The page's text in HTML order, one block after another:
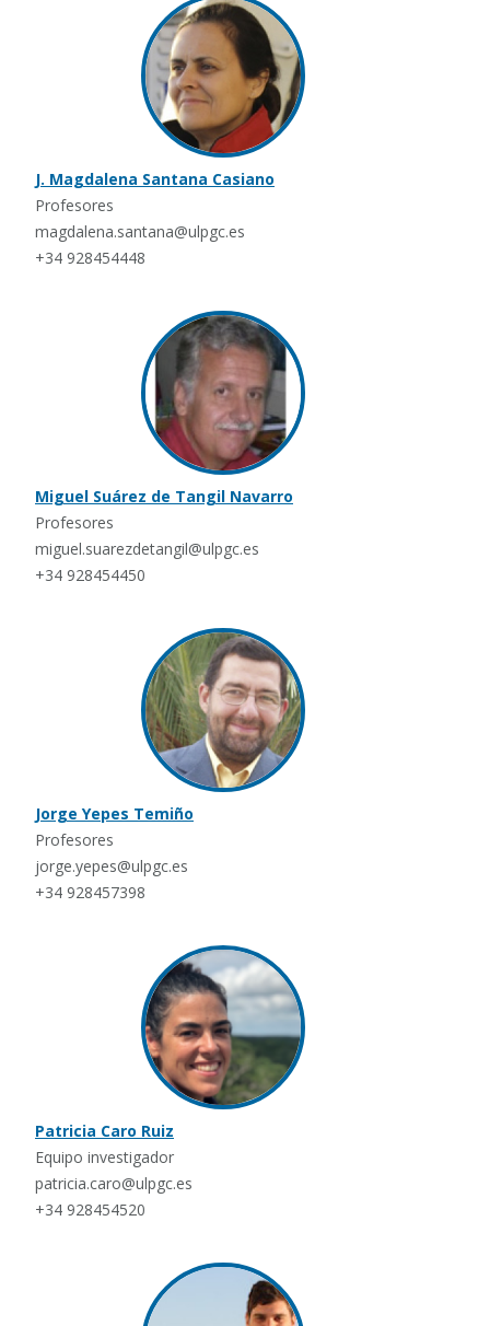
J. Magdalena Santana Casiano
Profesores
magdalena.santana@ulpgc.es
+34 928454448
Miguel Suárez de Tangil Navarro
Profesores
miguel.suarezdetangil@ulpgc.es
+34 928454450
Jorge Yepes Temiño
Profesores
jorge.yepes@ulpgc.es
+34 928457398
Patricia Caro Ruiz
Equipo investigador
patricia.caro@ulpgc.es
+34 928454520